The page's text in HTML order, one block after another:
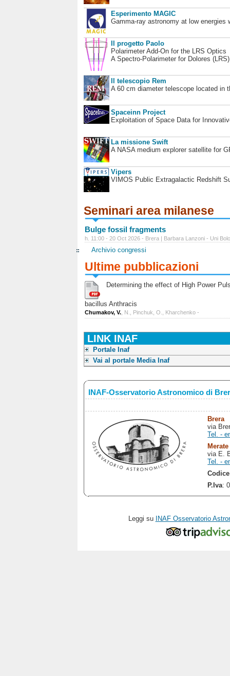
Esperimento MAGIC
Gamma-ray astronomy at low energies
Il progetto Paolo
Polarimeter Add-On for the LRS Optics
A Spectro-Polarimeter for Dolores
Il telescopio Rem
A 60 cm diameter telescope located in
Spaceinn Project
Exploitation of Space Data for
La missione Swift
A NASA medium explorer satellite for
Vipers
VIMOS Public Extragalactic Redshift
Seminari area milanese
Bulge fossil fragments
h. 11:00 - 20 Oct 2026 - Brera | Barbara Lanzoni - Uni
Archivio congressi
Ultime pubblicazioni
Determining the effect of High Power
bacillus Anthracis
Chumakov, V. , N., Pinchuk, O., Kharchenko -
LINK INAF
Portale Inaf
Vai al portale Media Inaf
INAF-Osservatorio Astronomico di
Brera
via
Tel. -
Merate
via E.
Tel. -
P.Iva:
Leggi su INAF Osservatorio